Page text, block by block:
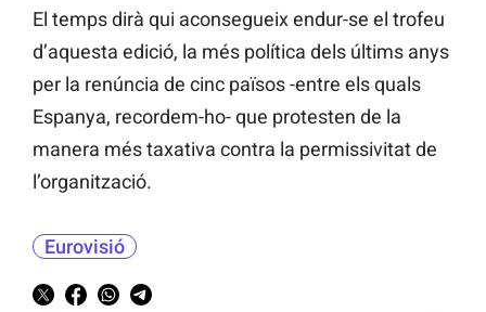
El temps dirà qui aconsegueix endur-se el trofeu
d’aquesta edició, la més política dels últims anys
per la renúncia de cinc països -entre els quals
Espanya, recordem-ho- que protesten de la
manera més taxativa contra la permissivitat de
l’organització.
Eurovisió